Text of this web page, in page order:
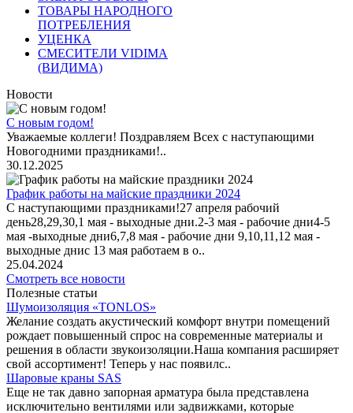
ТОВАРЫ НАРОДНОГО
ПОТРЕБЛЕНИЯ
УЦЕНКА
СМЕСИТЕЛИ VIDIMA
(ВИДИМА)
Новости
С новым годом!
Уважаемые коллеги! Поздравляем Всех с наступающими
Новогодними праздниками!..
30.12.2025
График работы на майские праздники 2024
С наступающими праздниками!27 апреля рабочий
день28,29,30,1 мая - выходные дни.2-3 мая - рабочие дни4-5
мая -выходные дни6,7,8 мая - рабочие дни 9,10,11,12 мая -
выходные днис 13 мая работаем в о..
25.04.2024
Смотреть все новости
Полезные статьи
Шумоизоляция «TONLOS»
Желание создать акустический комфорт внутри помещений
рождает повышенный спрос на современные материалы и
решения в области звукоизоляции.Наша компания расширяет
свой ассортимент! Теперь у нас появилс..
Шаровые краны SAS
Еще не так давно запорная арматура была представлена
исключительно вентилями или задвижками, которые